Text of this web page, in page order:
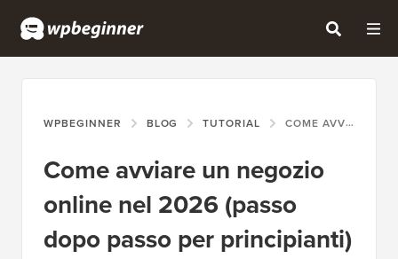
WPBEGINNER BLOG TUTORIAL COME AVVIARE UN NEGOZIO ONLINE NEL 2026 (PASSO DOPO PASSO PER PRINCIPIANTI)
Come avviare un negozio
online nel 2026 (passo
dopo passo per principianti)